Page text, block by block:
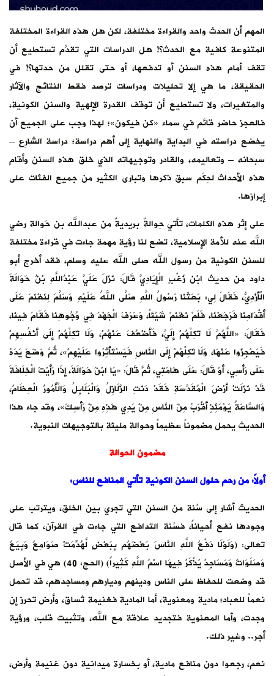
المهم أن الحدث واحد والقراءة مختلفة، لكن هل هذه القراءة المختلفة
المتنوعة كافية مع الحدث؟! هل الدراسات التي تقدَّم تستطيع أن
تقف أمام هذه السنن أو تدفعها، أو حتى تقلل من حدتها؟! في
الحقيقة، ما هي إلا تحليلات ودراسات ترصد فقط النتائج والآثار
والمتغيرات، ولا تستطيع أن توقف القدرة الإلهية والسنن الكونية،
فالعجز حاضر قائم في سماء «كن فيكون»؛ لهذا وجب على الجميع أن
يخضع دراسته في البداية والنهاية إلى أهم دراسة؛ دراسة الشارِع –
سبحانه – وتعاليمه، والقادر وتوجيهاته الذي خلق هذه السنن وأقام
هذه الأحداث لحِكَم سبق ذكرها وتبارى الكثير من جميع الفئات على
إبرازها.
على إثر هذه الكلمات، تأتي حِوالةٌ بريديةٌ من عبدالله بن حَوالة رضي
الله عنه للأمة الإسلامية، تضع لنا رؤية مهمة جاءت في قراءة مختلفة
للسنن الكونية من رسول الله صلى الله عليه وسلم، فقد أخرج أبو
داود من حديث ابْن زُغْبٍ الْإِيَادِيَّ قَالَ: نَزَلَ عَلَيَّ عَبْدُاللَّهِ بْنُ حَوَالَةَ
الْأَزْدِيُّ، فَقَالَ لِي: بَعَثَنَا رَسُولُ اللَّهِ صَلَّى اللهُ عَلَيْهِ وَسَلَّمَ لِنَغْنَمَ عَلَى
أَقْدَامِنَا فَرَجَعْنَا، فَلَمْ نَغْنَمْ شَيْئاً، وَعَرَفَ الْجَهْدَ فِي وُجُوهِنَا فَقَامَ فِينَا،
فَقَالَ: «اللَّهُمَّ لَا تَكِلْهُمْ إِلَيَّ، فَأَضْعُفَ عَنْهُمْ، وَلَا تَكِلْهُمْ إِلَى أَنْفُسِهِمْ
فَيَعْجِزُوا عَنْهَا، وَلَا تَكِلْهُمْ إِلَى النَّاسِ فَيَسْتَأْثِرُوا عَلَيْهِمْ»، ثُمَّ وَضَعَ يَدَهُ
عَلَى رَأْسِي، أَوْ قَالَ: عَلَى هَامَتِي، ثُمَّ قَالَ: «يَا ابْنَ حَوَالَةَ، إِذَا رَأَيْتَ الْخِلَافَةَ
قَدْ نَزَلَتْ أَرْضَ الْمُقَدَّسَةِ فَقَدْ دَنَتِ الزَّلَازِلُ وَالْبَلَابِلُ وَالْأُمُورُ الْعِظَامُ،
وَالسَّاعَةُ يَوْمَئِذٍ أَقْرَبُ مِنَ النَّاسِ مِنْ يَدِي هَذِهِ مِنْ رَأْسِكَ»، وقد جاء هذا
الحديث يحمل مضموناً عظيماً وحوالة مليئة بالتوجيهات النبوية.
مضمون الحوالة
أولاً: من رحم حلول السنن الكونية تأتي المنافع للناس:
الحديث أشار إلى سُنة من السنن التي تجري بين الخلق، ويترتب على
وجودها نفع أحياناً، فسُنة التدافع التي جاءت في القرآن، كما قال
تعالى: (وَلَوْلَا دَفْعُ اللَّهِ النَّاسَ بَعْضَهُم بِبَعْضٍ لَّهُدِّمَتْ صَوَامِعُ وَبِيَعٌ
وَصَلَوَاتٌ وَمَسَاجِدُ يُذْكَرُ فِيهَا اسْمُ اللَّهِ كَثِيراً) (الحج: 40) هي في الأصل
قد وضعت للحفاظ على الناس ودينهم وديارهم ومساجدهم، قد تحمل
نعماً للعباد؛ مادية ومعنوية، أما المادية فغنيمة تُساق، وأرض تحرز إن
وجدت، وأما المعنوية فتجديد علاقة مع الله، وتثبيت قلب، ورؤية
أجر.. وغير ذلك.
نعم، رجعوا دون منافع مادية، أو بخسارة ميدانية دون غنيمة وأرض،